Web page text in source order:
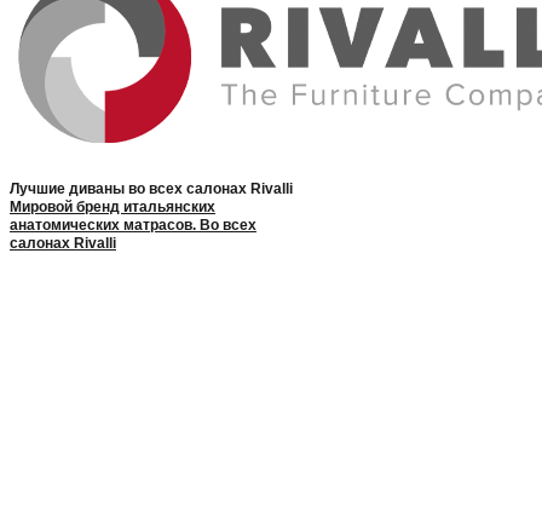
Лучшие диваны во всех салонах Rivalli
Мировой бренд итальянских
анатомических матрасов. Во всех
салонах Rivalli